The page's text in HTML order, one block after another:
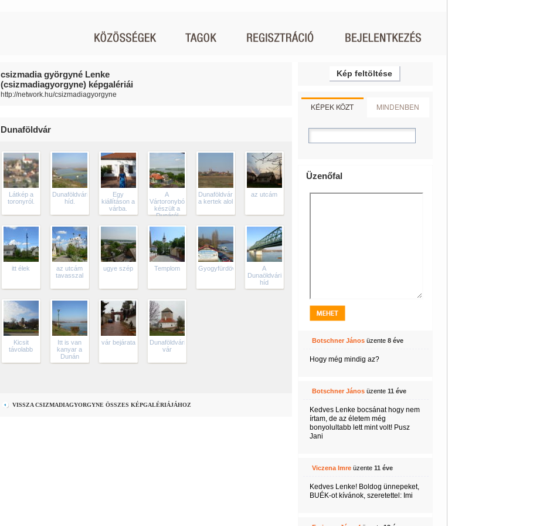
csizmadia györgyné Lenke
(csizmadiagyorgyne) képgalériái
http://network.hu/csizmadiagyorgyne
Dunaföldvár
Látkép a
toronyról.
Dunaföldvári
híd.
Egy
kiállításon a
várba.
A
Vártoronyból
készült a
Dunáról
Dunaföldvár
a kertek alol
az utcám
itt élek
az utcám
tavasszal
ugye szép Templom Gyogyfürdövel
A
Dunaöldvári
híd
Kicsit
távolabb
Itt is van
kanyar a
Dunán
vár bejárata
Dunaföldvári
vár
VISSZA CSIZMADIAGYORGYNE ÖSSZES KÉPGALÉRIÁJÁHOZ
Kép feltöltése
KÉPEK KÖZT MINDENBEN
Üzenőfal
Botschner Jánosüzente 8 éve
Hogy még mindig az?
Botschner Jánosüzente 11 éve
Kedves Lenke bocsánat hogy nem
írtam, de az életem még
bonyolultabb lett mint volt! Pusz
Jani
Viczena Imreüzente 11 éve
Kedves Lenke! Boldog ünnepeket,
BUÉK-ot kívánok, szeretettel: Imi